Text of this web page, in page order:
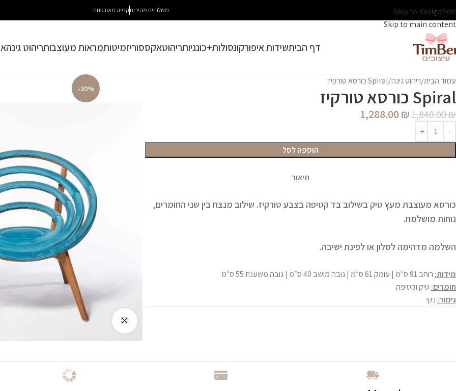
Skip to navigation
Skip to main content
משלוחים מהיריםקנייה מאובטחת
דף הביתשידות איפורקונסולות+כונניותריהוטאקססוריזמיטותמראות מעוצבותריהוט גינה
עמוד הבית ריהוט גינה Spiral כורסא טורקיז
Spiral כורסא טורקיז
1,840.00₪
1,288.00₪
הוספה לסל
תיאור
כורסא מעוצבת מעץ טיק בשילוב בד קטיפה בצבע טורקיז. שילוב מנצח בין שני החומרים,
נוחות מושלמת.
השלמה מדהימה לסלון או לפינת ישיבה.
מידות: רוחב 91 ס״מ | עומק 61 ס״מ | גובה מושב 40 ס״מ | גובה משענת 55 ס״מ
חומרים: טיק וקטיפה
גימור: נקי
-30%
לחץ להגדלה